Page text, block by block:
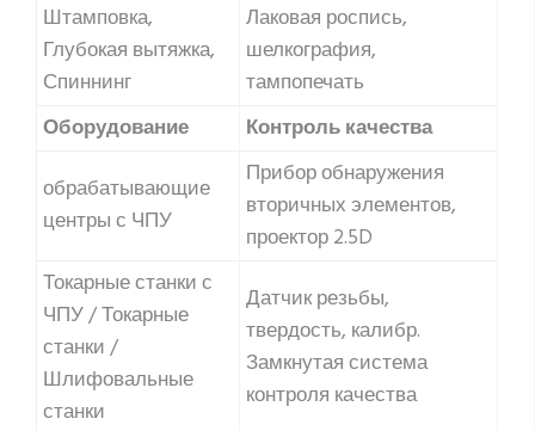
Штамповка,
Глубокая вытяжка,
Спиннинг
Лаковая роспись,
шелкография,
тампопечать
Оборудование
Контроль качества
обрабатывающие
центры с ЧПУ
Прибор обнаружения
вторичных элементов,
проектор 2.5D
Токарные станки с
ЧПУ / Токарные
станки /
Шлифовальные
станки
Датчик резьбы,
твердость, калибр.
Замкнутая система
контроля качества